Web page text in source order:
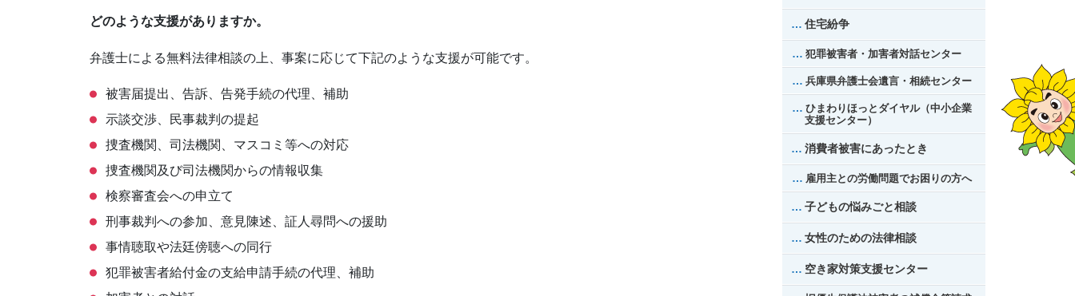
どのような支援がありますか。
弁護士による無料法律相談の上、事案に応じて下記のような支援が可能です。
被害届提出、告訴、告発手続の代理、補助
示談交渉、民事裁判の提起
捜査機関、司法機関、マスコミ等への対応
捜査機関及び司法機関からの情報収集
検察審査会への申立て
刑事裁判への参加、意見陳述、証人尋問への援助
事情聴取や法廷傍聴への同行
犯罪被害者給付金の支給申請手続の代理、補助
住宅紛争
犯罪被害者・加害者対話センター
兵庫県弁護士会遺言・相続センター
ひまわりほっとダイヤル（中小企業
支援センター）
消費者被害にあったとき
雇用主との労働問題でお困りの方へ
子どもの悩みごと相談
女性のための法律相談
空き家対策支援センター